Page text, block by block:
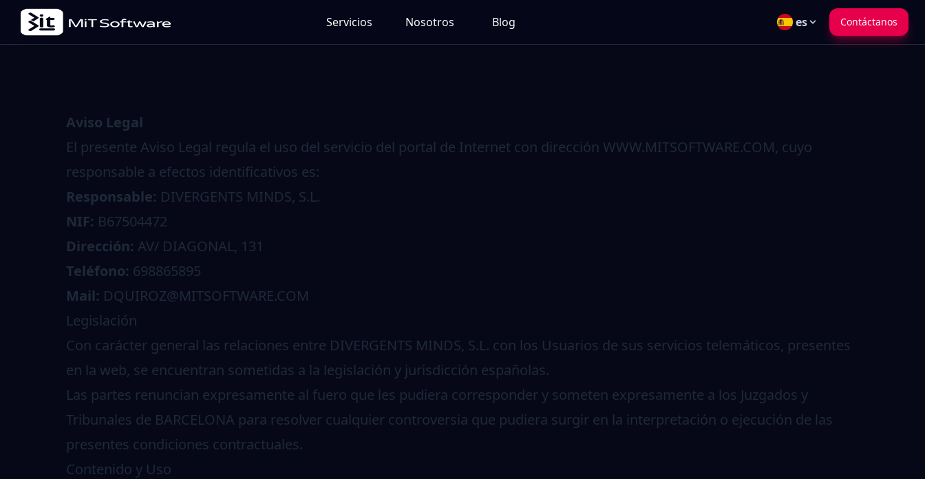
Servicios Nosotros Blog es Contáctanos
Aviso Legal
El presente Aviso Legal regula el uso del servicio del portal de Internet con dirección WWW.MITSOFTWARE.COM, cuyo
responsable a efectos identificativos es:
Responsable: DIVERGENTS MINDS, S.L.
NIF: B67504472
Dirección: AV/ DIAGONAL, 131
Teléfono: 698865895
Mail: DQUIROZ@MITSOFTWARE.COM
Legislación
Con carácter general las relaciones entre DIVERGENTS MINDS, S.L. con los Usuarios de sus servicios telemáticos, presentes
en la web, se encuentran sometidas a la legislación y jurisdicción españolas.
Las partes renuncian expresamente al fuero que les pudiera corresponder y someten expresamente a los Juzgados y
Tribunales de BARCELONA para resolver cualquier controversia que pudiera surgir en la interpretación o ejecución de las
presentes condiciones contractuales.
Contenido y Uso